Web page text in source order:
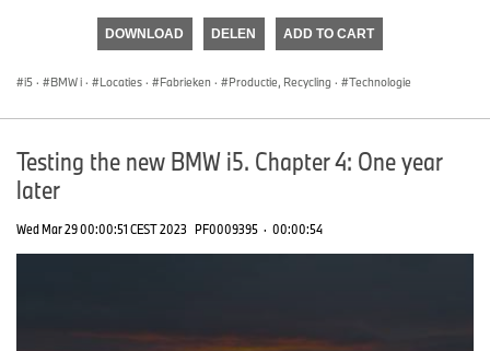
DOWNLOAD DELEN ADD TO CART
i5 · BMW i · Locaties · Fabrieken · Productie, Recycling · Technologie
Testing the new BMW i5. Chapter 4: One year
later
Wed Mar 29 00:00:51 CEST 2023 PF0009395 · 00:00:54